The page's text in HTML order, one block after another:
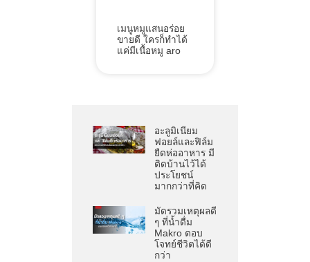
เมนูหมูแสนอร่อย
ขายดี ใครก็ทำได้
แค่มีเนื้อหมู aro
อะลูมิเนียม
ฟอยล์และฟิล์ม
ยืดห่ออาหาร มี
ติดบ้านไว้ได้
ประโยชน์
มากกว่าที่คิด
มัดรวมเหตุผลดี
ๆ ที่น้ำดื่ม
Makro ตอบ
โจทย์ชีวิตได้ดี
กว่า